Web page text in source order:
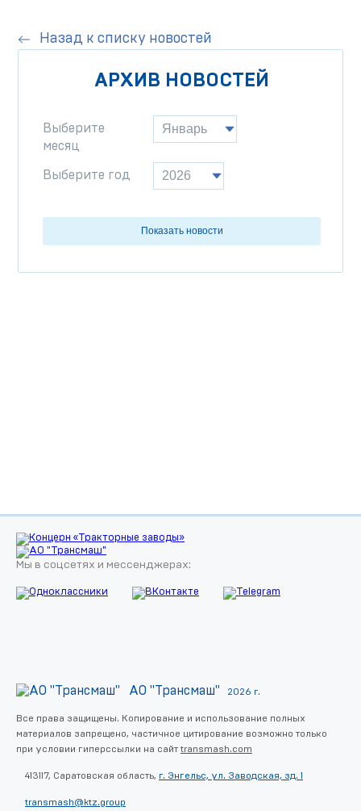
Назад к списку новостей
АРХИВ НОВОСТЕЙ
Выберите
месяц
Выберите год
Показать новости
АО "Трансмаш" 2026 г.
Все права защищены. Копирование и использование полных
материалов запрещено, частичное цитирование возможно только
при условии гиперссылки на сайт transmash.com
413117, Саратовская область, г. Энгельс, ул. Заводская, зд. 1
transmash@ktz.group
Мы в соцсетях и мессенджерах: